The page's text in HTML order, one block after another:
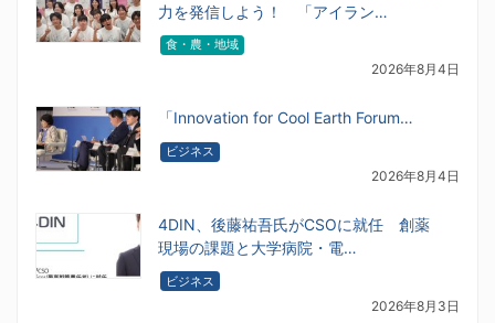
力を発信しよう！ 「アイラン…
食・農・地域
2026年8月4日
「Innovation for Cool Earth Forum…
ビジネス
2026年8月4日
4DIN、後藤祐吾氏がCSOに就任 創薬
現場の課題と大学病院・電…
ビジネス
2026年8月3日